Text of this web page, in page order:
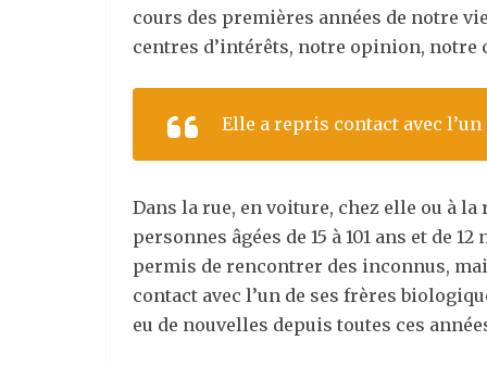
cours des premières années de notre
centres d’intérêts, notre opinion, notre
Elle a repris contact avec l’un
Dans la rue, en voiture, chez elle ou à
personnes âgées de 15 à 101 ans et de
permis de rencontrer des inconnus,
contact avec l’un de ses frères
eu de nouvelles depuis toutes ces